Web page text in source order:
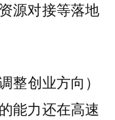
源对接等落地
整创业方向）
能力还在高速